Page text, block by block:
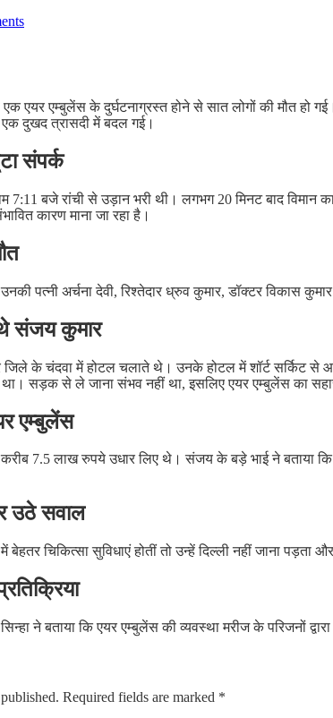
एक एयर एम्बुलेंस के दुर्घटनाग्रस्त होने से सात लोगों की मौत
दुखद त्रासदी में बदल गई।
संपर्क
7:11 बजे रांची से उड़ान भरी थी। लगभग 20 मिनट बाद
कारण माना जा रहा है।
पत्नी अर्चना देवी, रिश्तेदार ध्रुव कुमार, डॉक्टर विकास
संजय कुमार
के चंदवा में होटल चलाते थे। उनके होटल में शॉर्ट सर्किट
था। सड़क से ले जाना संभव नहीं था, इसलिए एयर एम्बुलेंस का
एम्बुलेंस
7.5 लाख रुपये उधार लिए थे। संजय के बड़े भाई ने बताया
उठे सवाल
बेहतर चिकित्सा सुविधाएं होतीं तो उन्हें दिल्ली नहीं जाना पड़ता
ने बताया कि एयर एम्बुलेंस की व्यवस्था मरीज के परिजनों
Required fields are marked *